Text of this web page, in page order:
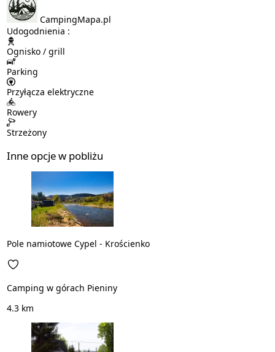
CampingMapa.pl
Udogodnienia :
Ognisko / grill
Parking
Przyłącza elektryczne
Rowery
Strzeżony
Inne opcje w pobliżu
Pole namiotowe Cypel - Krościenko
Camping w górach Pieniny
4.3 km